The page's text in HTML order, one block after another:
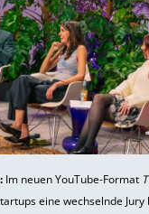
Im neuen YouTube-Format
eine wechselnde Jury